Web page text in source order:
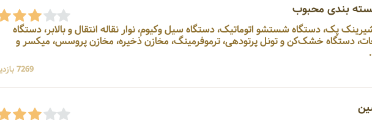
بندی محبوب
پک، دستگاه شستشو اتوماتیک، دستگاه سیل وکیوم، نوار نقاله انتقال و بالابر، دستگاه
دستگاه خشک‌کن و تونل پرتودهی، ترموفرمینگ، مخازن ذخیره، مخازن پروسس، میکسر و
7269 بازدید